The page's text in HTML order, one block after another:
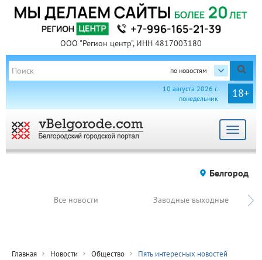
ООО "Регион центр", ИНН 4817003180
по новостям
18+
10 августа 2026 г.
понедельник
Toggle
Белгород
Все новости Заводные выходные
Главная Новости Общество
Пять интересных новостей